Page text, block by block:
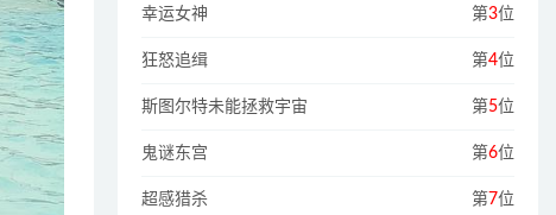
幸运女神 第3位
狂怒追缉 第4位
斯图尔特未能拯救宇宙 第5位
鬼谜东宫 第6位
超感猎杀 第7位